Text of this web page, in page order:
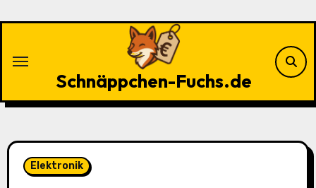
Schnäppchen-Fuchs.de
Elektronik